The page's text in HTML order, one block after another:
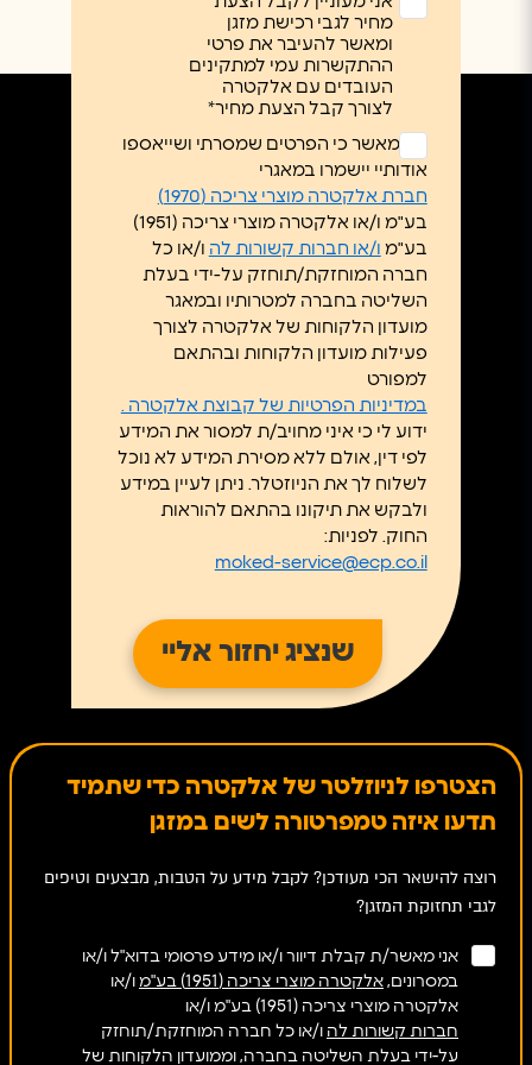
מחיר לגבי רכישת מזגן
ומאשר להעיבר את פרטי
ההתקשרות עמי למתקינים
העובדים עם אלקטרה
לצורך קבל הצעת מחיר*
ללא
כותרת
*
אני מאשר כי הפרטים שמסרתי ושייאספו
אודותיי יישמרו במאגרי
חברת אלקטרה מוצרי צריכה (1970)
בע"מ ו/או אלקטרה מוצרי צריכה (1951)
בע"מ ו/או חברות קשורות לה ו/או כל
חברה המוחזקת/תוחזק על-ידי בעלת
השליטה בחברה למטרותיו ובמאגר
מועדון הלקוחות של אלקטרה לצורך
פעילות מועדון הלקוחות ובהתאם
למפורט
במדיניות הפרטיות של קבוצת אלקטרה .
ידוע לי כי איני מחויב/ת למסור את המידע
לפי דין, אולם ללא מסירת המידע לא נוכל
לשלוח לך את הניוזטלר. ניתן לעיין במידע
ולבקש את תיקונו בהתאם להוראות
החוק. לפניות:
moked-service@ecp.co.il
הצטרפו לניוזלטר של אלקטרה כדי שתמיד
תדעו איזה טמפרטורה לשים במזגן
רוצה להישאר הכי מעודכן? לקבל מידע על הטבות, מבצעים וטיפים
לגבי תחזוקת המזגן?
אני מאשר/ת קבלת דיוור ו/או מידע פרסומי בדוא"ל ו/או
במסרונים, אלקטרה מוצרי צריכה (1951) בע"מ
ו/או
אלקטרה מוצרי צריכה (1951) בע"מ ו/או
חברות קשורות לה ו/או כל חברה המוחזקת/תוחזק
על-ידי בעלת השליטה בחברה, וממועדון הלקוחות של